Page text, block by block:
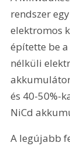
rendszer
elektromos
építette be
nélküli
és 40-50%-
NiCd
A legújabb